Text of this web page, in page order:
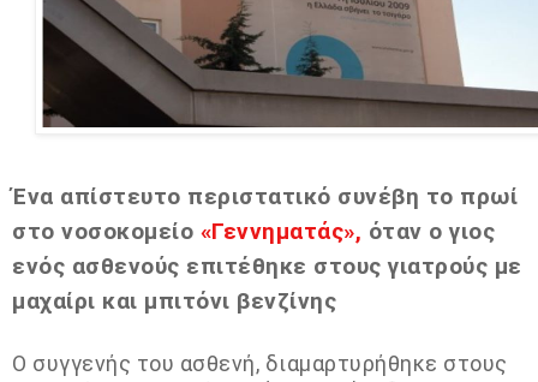
Ένα απίστευτο περιστατικό συνέβη το πρωί
στο νοσοκομείο «Γεννηματάς», όταν ο γιος
ενός ασθενούς επιτέθηκε στους γιατρούς με
μαχαίρι και μπιτόνι βενζίνης
Ο συγγενής του ασθενή, διαμαρτυρήθηκε στους